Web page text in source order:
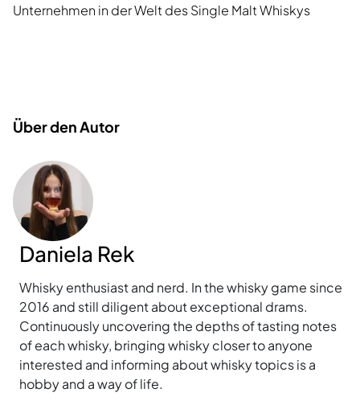
Unternehmen in der Welt des Single Malt Whiskys
Über den Autor
Daniela Rek
Whisky enthusiast and nerd. In the whisky game since
2016 and still diligent about exceptional drams.
Continuously uncovering the depths of tasting notes
of each whisky, bringing whisky closer to anyone
interested and informing about whisky topics is a
hobby and a way of life.